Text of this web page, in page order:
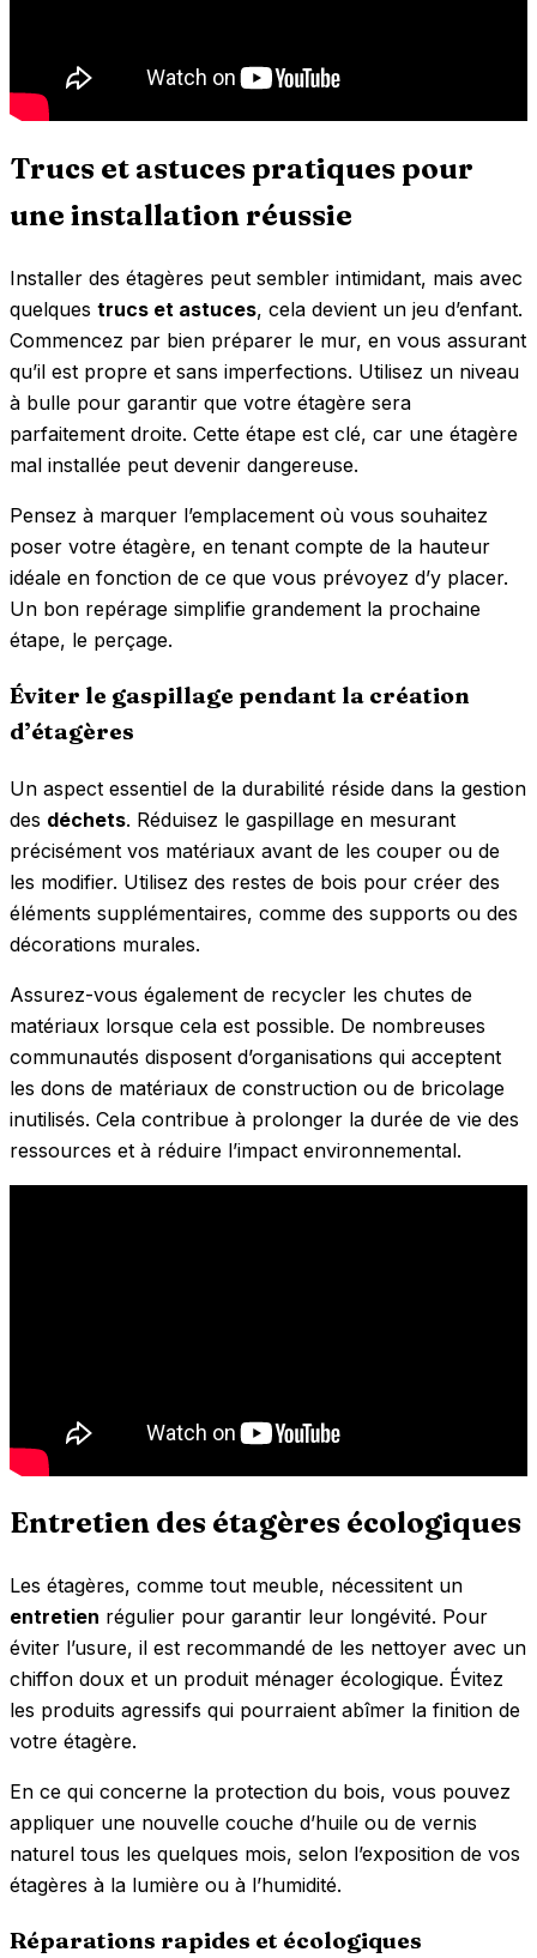
Trucs et astuces pratiques pour
une installation réussie
Installer des étagères peut sembler intimidant, mais avec
quelques trucs et astuces, cela devient un jeu d’enfant.
Commencez par bien préparer le mur, en vous assurant
qu’il est propre et sans imperfections. Utilisez un niveau
à bulle pour garantir que votre étagère sera
parfaitement droite. Cette étape est clé, car une étagère
mal installée peut devenir dangereuse.
Pensez à marquer l’emplacement où vous souhaitez
poser votre étagère, en tenant compte de la hauteur
idéale en fonction de ce que vous prévoyez d’y placer.
Un bon repérage simplifie grandement la prochaine
étape, le perçage.
Éviter le gaspillage pendant la création
d’étagères
Un aspect essentiel de la durabilité réside dans la gestion
des déchets. Réduisez le gaspillage en mesurant
précisément vos matériaux avant de les couper ou de
les modifier. Utilisez des restes de bois pour créer des
éléments supplémentaires, comme des supports ou des
décorations murales.
Assurez-vous également de recycler les chutes de
matériaux lorsque cela est possible. De nombreuses
communautés disposent d’organisations qui acceptent
les dons de matériaux de construction ou de bricolage
inutilisés. Cela contribue à prolonger la durée de vie des
ressources et à réduire l’impact environnemental.
Entretien des étagères écologiques
Les étagères, comme tout meuble, nécessitent un
entretien régulier pour garantir leur longévité. Pour
éviter l’usure, il est recommandé de les nettoyer avec un
chiffon doux et un produit ménager écologique. Évitez
les produits agressifs qui pourraient abîmer la finition de
votre étagère.
En ce qui concerne la protection du bois, vous pouvez
appliquer une nouvelle couche d’huile ou de vernis
naturel tous les quelques mois, selon l’exposition de vos
étagères à la lumière ou à l’humidité.
Réparations rapides et écologiques